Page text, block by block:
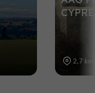
2,7 km